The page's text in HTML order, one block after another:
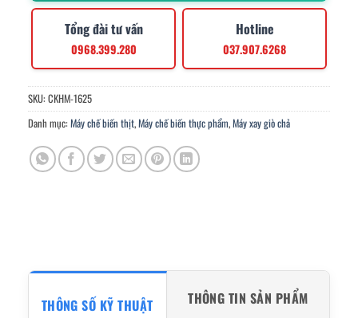
Tổng đài tư vấn
0968.399.280
Hotline
037.907.6268
SKU: CKHM-1625
Danh mục: Máy chế biến thịt,Máy chế biến thực phẩm,Máy xay giò chả
THÔNG SỐ KỸ THUẬT THÔNG TIN SẢN PHẨM